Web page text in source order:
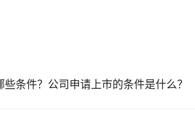
条件？公司申请上市的条件是什么？